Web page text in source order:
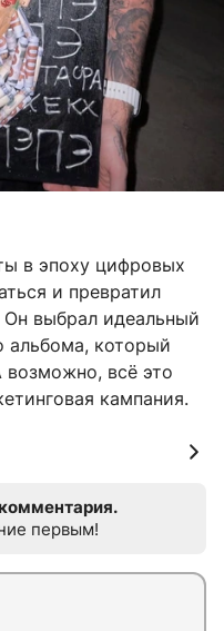
в эпоху цифровых
и превратил
выбрал идеальный
альбома, который
всё это
кампания.
первым!